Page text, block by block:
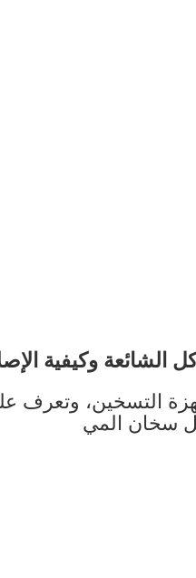
الشائعة وكيفية
وتعرف على